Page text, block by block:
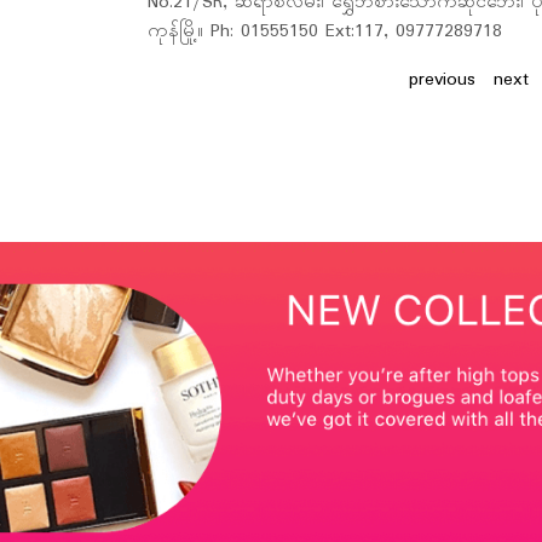
ကုန်မြို့။ Ph: 01555150 Ext:117, 09777289718
09777289819
Ph: 09777289814
Ph: 09777289812
ကုန်မြို့။ Ph: 09777289725
09761697119
Ph:09762135125
မြို့။ Ph: 09762135121
၊ မြစ်ကြီးနားမြို့ ။ Ph: 09792299757
previous
next